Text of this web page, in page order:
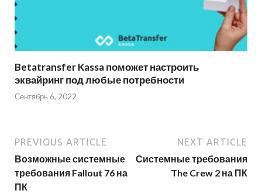
Betatransfer Kassa поможет настроить
эквайринг под любые потребности
Сентябрь 6, 2022
PREVIOUS ARTICLE
Возможные системные
требования Fallout 76 на
ПК
NEXT ARTICLE
Системные требования
The Crew 2 на ПК